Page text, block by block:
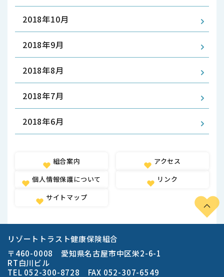
2018年10月
2018年9月
2018年8月
2018年7月
2018年6月
組合案内
アクセス
個人情報保護について
リンク
サイトマップ
リゾートトラスト健康保険組合
〒460-0008 愛知県名古屋市中区栄2-6-1
RT白川ビル
TEL 052-300-8728 FAX 052-307-6549